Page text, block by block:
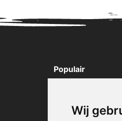
Wij
Populair
New Balance